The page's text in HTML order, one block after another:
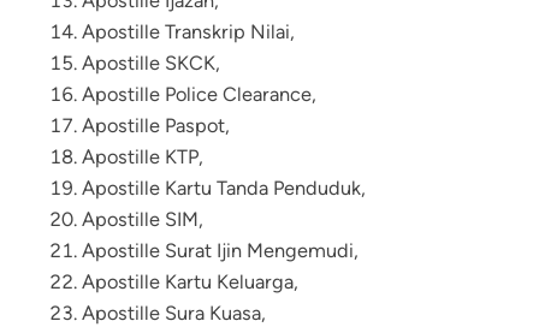
Apostille Transkrip Nilai,
Apostille SKCK,
Apostille Police Clearance,
Apostille Paspot,
Apostille KTP,
Apostille Kartu Tanda Penduduk,
Apostille SIM,
Apostille Surat Ijin Mengemudi,
Apostille Kartu Keluarga,
Apostille Sura Kuasa,